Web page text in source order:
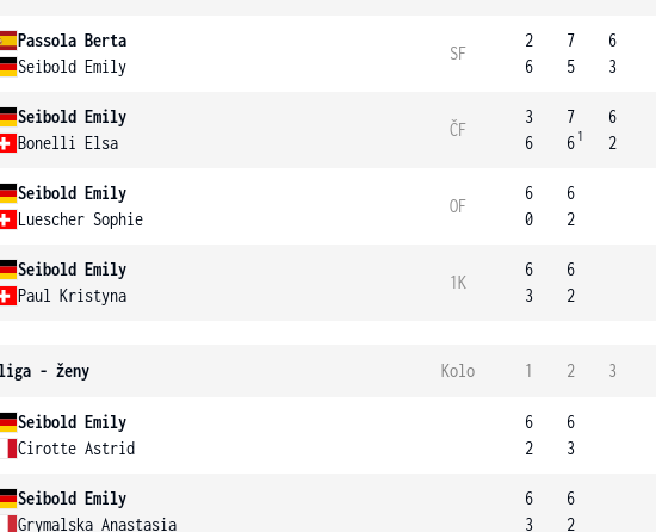
Passola Berta
Seibold Emily
SF
2
6
7
5
6
3
Seibold Emily
Bonelli Elsa
ČF
3
6
7
6 1
6
2
Seibold Emily
Luescher Sophie
OF
6
0
6
2
Seibold Emily
Paul Kristyna
1K
6
3
6
2
- ženy Kolo 1 2 3
Seibold Emily
Cirotte Astrid
6
2
6
3
Seibold Emily
Grymalska Anastasia
6
3
6
2